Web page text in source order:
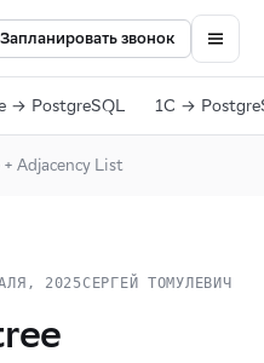
Запланировать звонок
→ PostgreSQL 1С →
Adjacency List
2025СЕРГЕЙ ТОМУЛЕВИЧ